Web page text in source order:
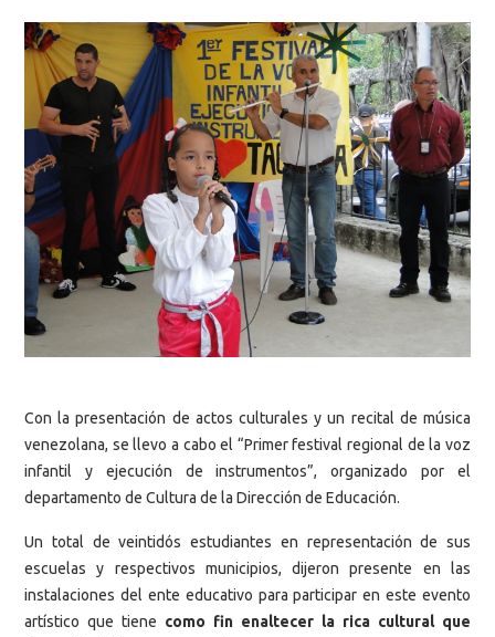
Con la presentación de actos culturales y un recital de música
venezolana, se llevo a cabo el “Primer festival regional de la voz
infantil y ejecución de instrumentos”, organizado por el
departamento de Cultura de la Dirección de Educación.
Un total de veintidós estudiantes en representación de sus
escuelas y respectivos municipios, dijeron presente en las
instalaciones del ente educativo para participar en este evento
artístico que tiene como fin enaltecer la rica cultural que